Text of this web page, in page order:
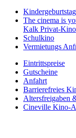
Kindergeburtstag
The cinema is
Kalk Privat-Kino
Schulkino
Vermietungs
Eintrittspreise
Gutscheine
Anfahrt
Barrierefreies
Altersfreigaben
Cineville Kino-